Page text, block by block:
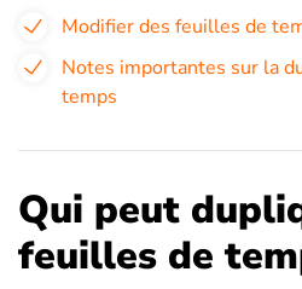
Modifier des feuilles de
Notes importantes sur la
temps
Qui peut
feuilles de